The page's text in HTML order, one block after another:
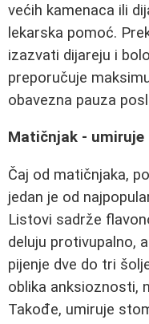
većih kamenaca ili
lekarska pomoć.
izazvati dijareju i
preporučuje
obavezna pauza
Matičnjak - umiruje
Čaj od matičnjaka,
jedan je od
Listovi sadrže
deluju protivupalno,
pijenje dve do tri
oblika anksioznosti,
Takođe, umiruje